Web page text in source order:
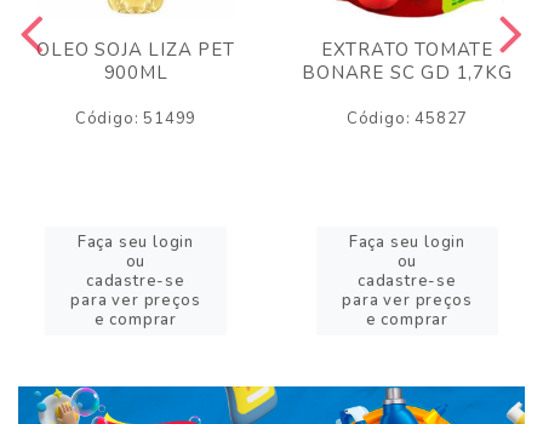
OLEO SOJA LIZA PET
900ML
Código: 51499
Faça seu login
ou
cadastre-se
para ver preços
e comprar
EXTRATO TOMATE
BONARE SC GD 1,7KG
Código: 45827
Faça seu login
ou
cadastre-se
para ver preços
e comprar